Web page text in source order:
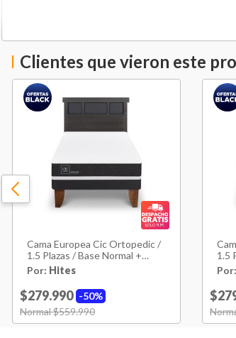
Clientes que vieron este
Cama Europea Cic Ortopedic /
1.5 Plazas / Base Normal +
Respaldo
Por: Hites
50%
$279.990
Price reduced from
Normal $559.990
1.5
Por:
Price